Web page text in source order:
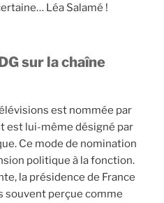
Léa Salamé !
sur la chaîne
est nommée par
est lui-même désigné par
Ce mode de nomination
politique à la fonction.
la présidence de France
souvent perçue comme